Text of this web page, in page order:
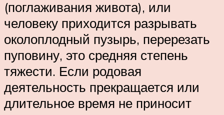
(поглаживания живота), или
человеку приходится разрывать
околоплодный пузырь, перерезать
пуповину, это средняя степень
тяжести. Если родовая
деятельность прекращается или
длительное время не приносит